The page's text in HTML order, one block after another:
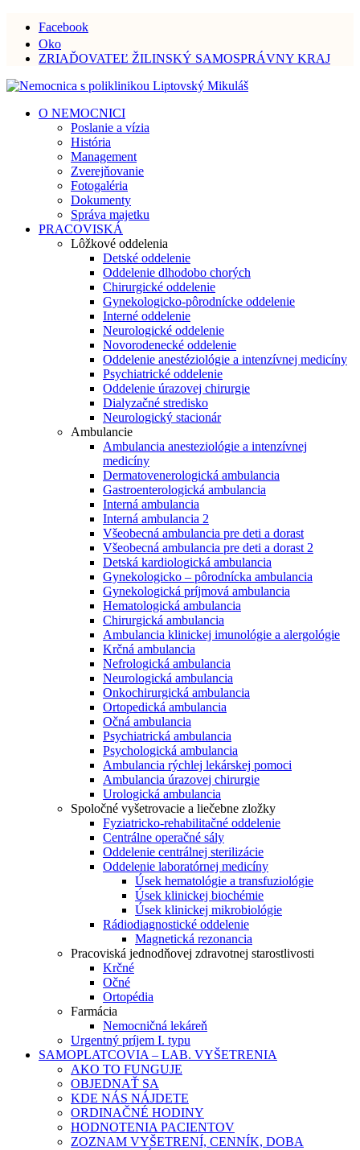
Facebook
Oko
ZRIAĎOVATEĽ ŽILINSKÝ SAMOSPRÁVNY KRAJ
O NEMOCNICI
Poslanie a vízia
História
Management
Zverejňovanie
Fotogaléria
Dokumenty
Správa majetku
PRACOVISKÁ
Lôžkové oddelenia
Detské oddelenie
Oddelenie dlhodobo chorých
Chirurgické oddelenie
Gynekologicko-pôrodnícke oddelenie
Interné oddelenie
Neurologické oddelenie
Novorodenecké oddelenie
Oddelenie anestéziológie a intenzívnej medicíny
Psychiatrické oddelenie
Oddelenie úrazovej chirurgie
Dialyzačné stredisko
Neurologický stacionár
Ambulancie
Ambulancia anesteziológie a intenzívnej
medicíny
Dermatovenerologická ambulancia
Gastroenterologická ambulancia
Interná ambulancia
Interná ambulancia 2
Všeobecná ambulancia pre deti a dorast
Všeobecná ambulancia pre deti a dorast 2
Detská kardiologická ambulancia
Gynekologicko – pôrodnícka ambulancia
Gynekologická príjmová ambulancia
Hematologická ambulancia
Chirurgická ambulancia
Ambulancia klinickej imunológie a alergológie
Krčná ambulancia
Nefrologická ambulancia
Neurologická ambulancia
Onkochirurgická ambulancia
Ortopedická ambulancia
Očná ambulancia
Psychiatrická ambulancia
Psychologická ambulancia
Ambulancia rýchlej lekárskej pomoci
Ambulancia úrazovej chirurgie
Urologická ambulancia
Spoločné vyšetrovacie a liečebne zložky
Fyziatricko-rehabilitačné oddelenie
Centrálne operačné sály
Oddelenie centrálnej sterilizácie
Oddelenie laboratórnej medicíny
Úsek hematológie a transfuziológie
Úsek klinickej biochémie
Úsek klinickej mikrobiológie
Rádiodiagnostické oddelenie
Magnetická rezonancia
Pracoviská jednodňovej zdravotnej starostlivosti
Krčné
Očné
Ortopédia
Farmácia
Nemocničná lekáreň
Urgentný príjem I. typu
SAMOPLATCOVIA – LAB. VYŠETRENIA
AKO TO FUNGUJE
OBJEDNAŤ SA
KDE NÁS NÁJDETE
ORDINAČNÉ HODINY
HODNOTENIA PACIENTOV
ZOZNAM VYŠETRENÍ, CENNÍK, DOBA